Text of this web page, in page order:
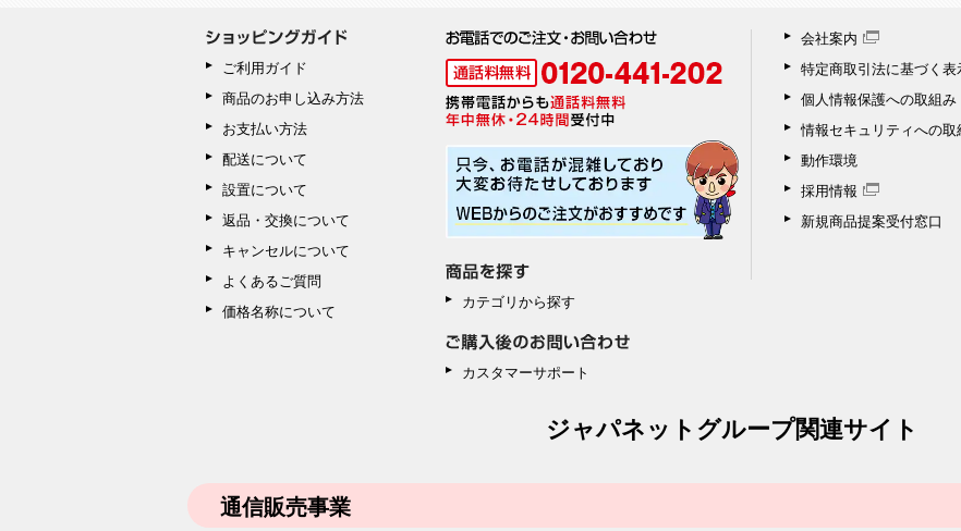
ご利用ガイド
商品のお申し込み方法
お支払い方法
配送について
設置について
返品・交換について
キャンセルについて
よくあるご質問
価格名称について
カテゴリから探す
カスタマーサポート
会社案内
特定商取引法に基づく表
個人情報保護への取組み
情報セキュリティへの取
動作環境
採用情報
新規商品提案受付窓口
ジャパネットグループ関連サイト
通信販売事業